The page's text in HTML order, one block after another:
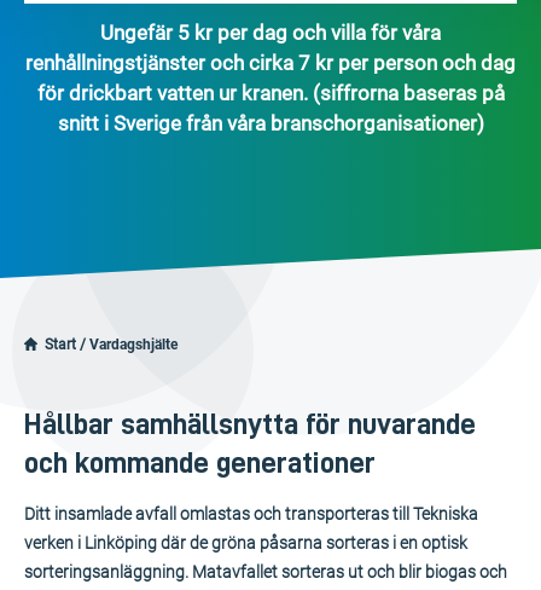
Ungefär 5 kr per dag och villa för våra
renhållningstjänster och cirka 7 kr per person och dag
för drickbart vatten ur kranen. (siffrorna baseras på
snitt i Sverige från våra branschorganisationer)
Start / Vardagshjälte
Hållbar samhällsnytta för nuvarande
och kommande generationer
Ditt insamlade avfall omlastas och transporteras till Tekniska
verken i Linköping där de gröna påsarna sorteras i en optisk
sorteringsanläggning. Matavfallet sorteras ut och blir biogas och